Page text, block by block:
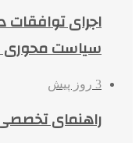
اجرای توافقات
سیاست محوری
3 روز پیش
راهنمای